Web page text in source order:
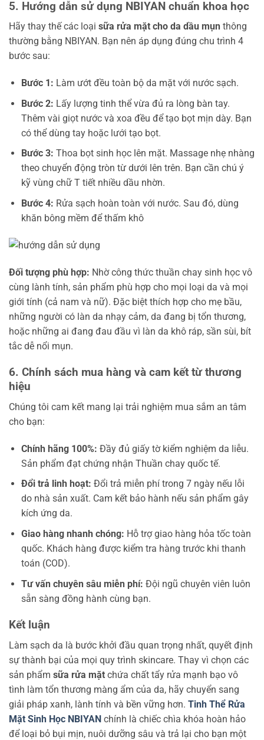
5. Hướng dẫn sử dụng NBIYAN chuẩn khoa học
Hãy thay thế các loại sữa rửa mặt cho da dầu mụn thông
thường bằng NBIYAN. Bạn nên áp dụng đúng chu trình 4
bước sau:
Bước 1: Làm ướt đều toàn bộ da mặt với nước sạch.
Bước 2: Lấy lượng tinh thể vừa đủ ra lòng bàn tay.
Thêm vài giọt nước và xoa đều để tạo bọt mịn dày. Bạn
có thể dùng tay hoặc lưới tạo bọt.
Bước 3: Thoa bọt sinh học lên mặt. Massage nhẹ nhàng
theo chuyển động tròn từ dưới lên trên. Bạn cần chú ý
kỹ vùng chữ T tiết nhiều dầu nhờn.
Bước 4: Rửa sạch hoàn toàn với nước. Sau đó, dùng
khăn bông mềm để thấm khô
Đối tượng phù hợp: Nhờ công thức thuần chay sinh học vô
cùng lành tính, sản phẩm phù hợp cho mọi loại da và mọi
giới tính (cả nam và nữ). Đặc biệt thích hợp cho mẹ bầu,
những người có làn da nhạy cảm, da đang bị tổn thương,
hoặc những ai đang đau đầu vì làn da khô ráp, sần sùi, bít
tắc dễ nổi mụn.
6. Chính sách mua hàng và cam kết từ thương
hiệu
Chúng tôi cam kết mang lại trải nghiệm mua sắm an tâm
cho bạn:
Chính hãng 100%: Đầy đủ giấy tờ kiểm nghiệm da liễu.
Sản phẩm đạt chứng nhận Thuần chay quốc tế.
Đổi trả linh hoạt: Đổi trả miễn phí trong 7 ngày nếu lỗi
do nhà sản xuất. Cam kết bảo hành nếu sản phẩm gây
kích ứng da.
Giao hàng nhanh chóng: Hỗ trợ giao hàng hỏa tốc toàn
quốc. Khách hàng được kiểm tra hàng trước khi thanh
toán (COD).
Tư vấn chuyên sâu miễn phí: Đội ngũ chuyên viên luôn
sẵn sàng đồng hành cùng bạn.
Kết luận
Làm sạch da là bước khởi đầu quan trọng nhất, quyết định
sự thành bại của mọi quy trình skincare. Thay vì chọn các
sản phẩm sữa rửa mặt chứa chất tẩy rửa mạnh bạo vô
tình làm tổn thương màng ẩm của da, hãy chuyển sang
giải pháp xanh, lành tính và bền vững hơn. Tinh Thể Rửa
Mặt Sinh Học NBIYAN chính là chiếc chìa khóa hoàn hảo
để loại bỏ bụi mịn, nuôi dưỡng sâu và trả lại cho bạn một